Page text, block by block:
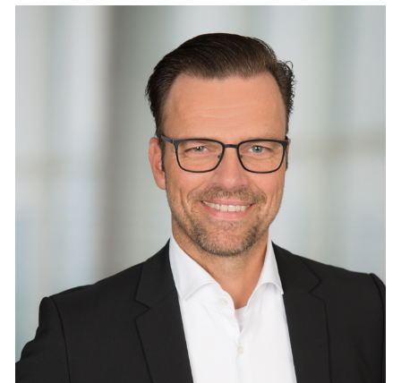
mittelständischen Unternehmen."